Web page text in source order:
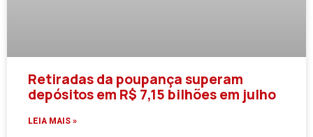
Retiradas da poupança superam
depósitos em R$ 7,15 bilhões em julho
LEIA MAIS »